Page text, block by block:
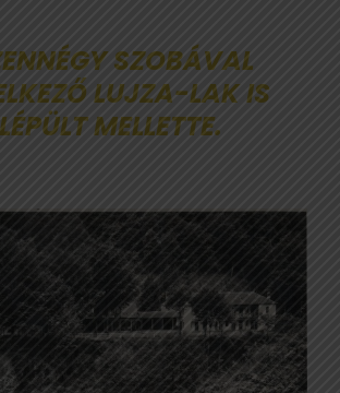
SZOBÁVAL
LUJZA-LAK IS
MELLETTE.